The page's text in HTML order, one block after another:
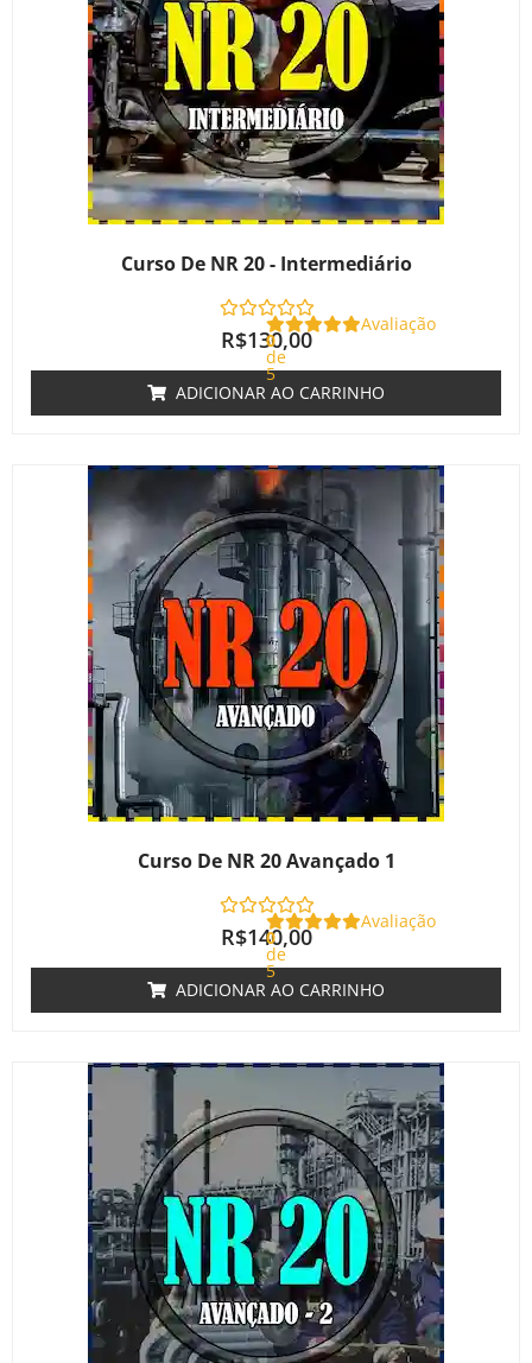
Curso De NR 20 - Intermediário
Avaliação
0
de
5
R$130,00
ADICIONAR AO CARRINHO
Curso De NR 20 Avançado 1
Avaliação
0
de
5
R$140,00
ADICIONAR AO CARRINHO